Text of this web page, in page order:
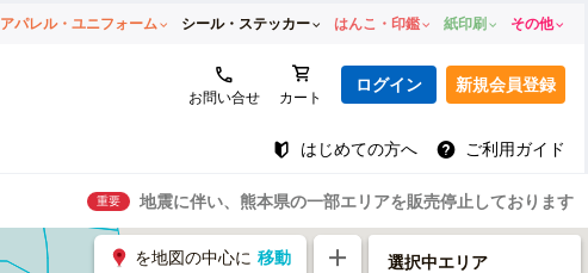
アパレル・ユニフォーム シール・ステッカー はんこ・印鑑 紙印刷 その他
お問い合せ カート
ログイン 新規会員登録
はじめての方へ ご利用ガイド
重要 地震に伴い、熊本県の一部エリアを販売停止しております
を地図の中心に 移動 選択中エリア